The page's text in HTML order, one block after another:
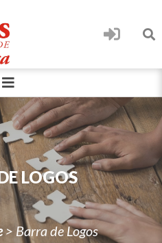
LOGOS
> Barra de Logos